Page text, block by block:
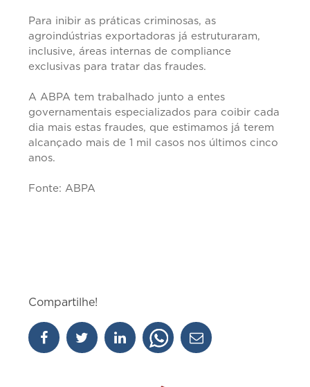
Para inibir as práticas criminosas, as
agroindústrias exportadoras já estruturaram,
inclusive, áreas internas de compliance
exclusivas para tratar das fraudes.
A ABPA tem trabalhado junto a entes
governamentais especializados para coibir cada
dia mais estas fraudes, que estimamos já terem
alcançado mais de 1 mil casos nos últimos cinco
anos.
Fonte: ABPA
Compartilhe!